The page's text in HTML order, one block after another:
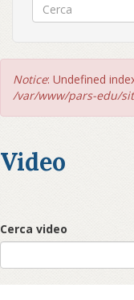
Messaggio
di
Notice: Undefined
/var/www/pars-edu/
Video
Cerca video